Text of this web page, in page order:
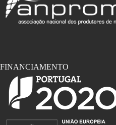
FINANCIAMENTO